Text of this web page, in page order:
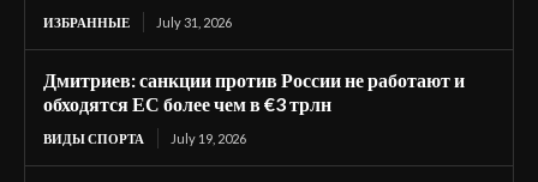
ИЗБРАННЫЕ July 31, 2026
Дмитриев: санкции против России не работают и
обходятся ЕС более чем в €3 трлн
ВИДЫ СПОРТА July 19, 2026